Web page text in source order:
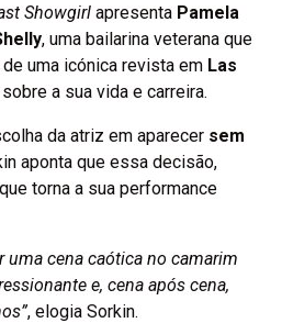
Showgirl apresenta Pamela
, uma bailarina veterana que
uma icónica revista em Las
a sua vida e carreira.
da atriz em aparecer sem
aponta que essa decisão,
torna a sua performance
uma cena caótica no camarim
e, cena após cena,
, elogia Sorkin.